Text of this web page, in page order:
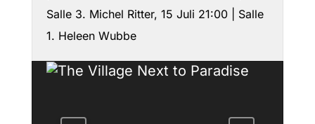
Salle 3. Michel Ritter, 15 Juli 21:00 | Salle
1. Heleen Wubbe